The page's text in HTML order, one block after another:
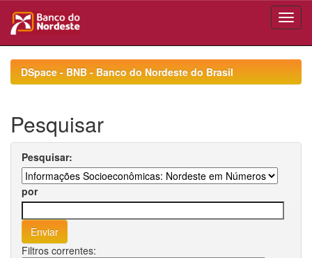
navigationDSpace - BNB - Banco do Nordeste do Brasil
Pesquisar
Pesquisar:
por
Filtros correntes: